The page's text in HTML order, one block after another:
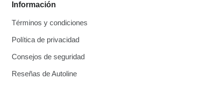
Información
Términos y condiciones
Política de privacidad
Consejos de seguridad
Reseñas de Autoline